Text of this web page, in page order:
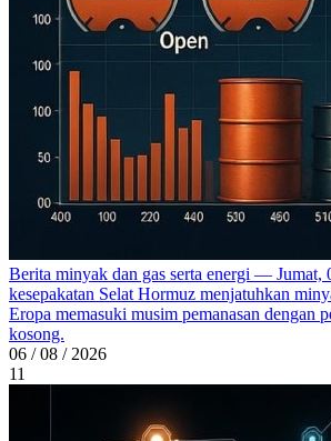
Berita minyak dan gas serta energi — Jumat,
kesepakatan Selat Hormuz menjatuhkan
Eropa memasuki musim pemanasan dengan
kosong.
06 / 08 / 2026
11